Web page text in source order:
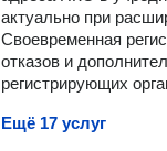
актуально при
Своевременная
отказов и
регистрирующих
Ещё 17 услуг